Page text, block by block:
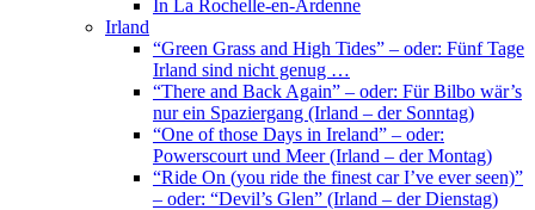
In La Rochelle-en-Ardenne
Irland
“Green Grass and High Tides” – oder: Fünf Tage
Irland sind nicht genug …
“There and Back Again” – oder: Für Bilbo wär’s
nur ein Spaziergang (Irland – der Sonntag)
“One of those Days in Ireland” – oder:
Powerscourt und Meer (Irland – der Montag)
“Ride On (you ride the finest car I’ve ever seen)”
– oder: “Devil’s Glen” (Irland – der Dienstag)